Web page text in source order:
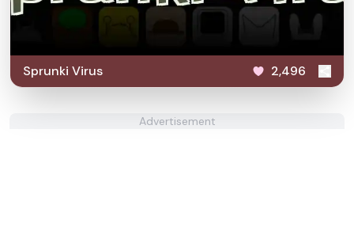
Sprunki Virus 2,496
Advertisement